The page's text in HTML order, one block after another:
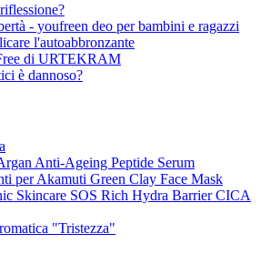
- youfreen deo per bambini e ragazzi
l'autoabbronzante
di URTEKRAM
è dannoso?
Anti-Ageing Peptide Serum
per Akamuti Green Clay Face Mask
Skincare SOS Rich Hydra Barrier CICA
"Tristezza"